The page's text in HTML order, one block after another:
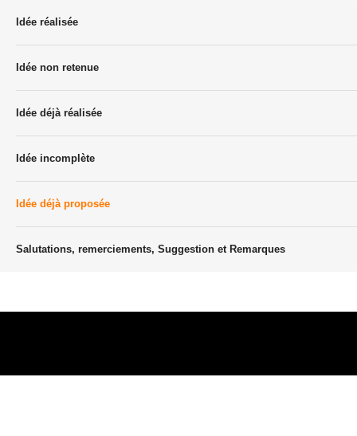
Idée réalisée
Idée non retenue
Idée déjà réalisée
Idée incomplète
Idée déjà proposée
Salutations, remerciements, Suggestion et Remarques